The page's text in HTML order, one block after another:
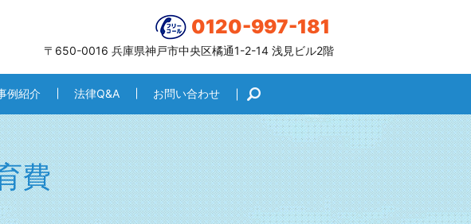
0120-997-181
〒650-0016 兵庫県神戸市中央区橘通1-2-14 浅見ビル2階
例紹介 法律Q&A お問い合わせ search
費